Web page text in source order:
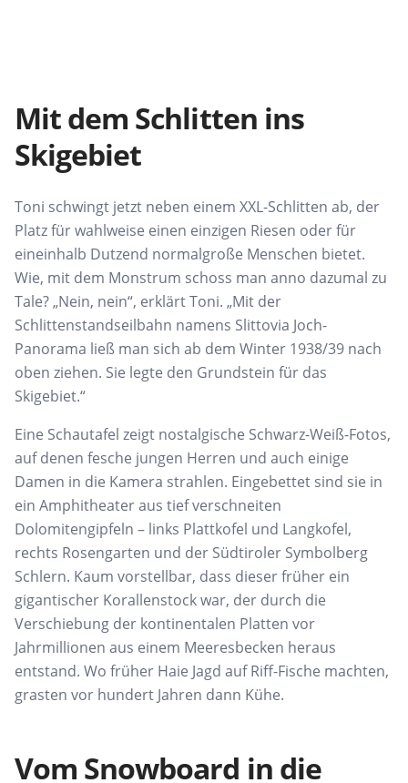
Mit dem Schlitten ins
Skigebiet
Toni schwingt jetzt neben einem XXL-Schlitten ab, der
Platz für wahlweise einen einzigen Riesen oder für
eineinhalb Dutzend normalgroße Menschen bietet.
Wie, mit dem Monstrum schoss man anno dazumal zu
Tale? „Nein, nein“, erklärt Toni. „Mit der
Schlittenstandseilbahn namens Slittovia Joch-
Panorama ließ man sich ab dem Winter 1938/39 nach
oben ziehen. Sie legte den Grundstein für das
Skigebiet.“
Eine Schautafel zeigt nostalgische Schwarz-Weiß-Fotos,
auf denen fesche jungen Herren und auch einige
Damen in die Kamera strahlen. Eingebettet sind sie in
ein Amphitheater aus tief verschneiten
Dolomitengipfeln – links Plattkofel und Langkofel,
rechts Rosengarten und der Südtiroler Symbolberg
Schlern. Kaum vorstellbar, dass dieser früher ein
gigantischer Korallenstock war, der durch die
Verschiebung der kontinentalen Platten vor
Jahrmillionen aus einem Meeresbecken heraus
entstand. Wo früher Haie Jagd auf Riff-Fische machten,
grasten vor hundert Jahren dann Kühe.
Vom Snowboard in die